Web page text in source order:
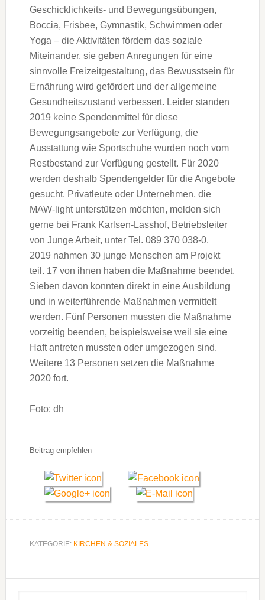
Geschicklichkeits- und Bewegungsübungen,
Boccia, Frisbee, Gymnastik, Schwimmen oder
Yoga – die Aktivitäten fördern das soziale
Miteinander, sie geben Anregungen für eine
sinnvolle Freizeitgestaltung, das Bewusstsein für
Ernährung wird gefördert und der allgemeine
Gesundheitszustand verbessert. Leider standen
2019 keine Spendenmittel für diese
Bewegungsangebote zur Verfügung, die
Ausstattung wie Sportschuhe wurden noch vom
Restbestand zur Verfügung gestellt. Für 2020
werden deshalb Spendengelder für die Angebote
gesucht. Privatleute oder Unternehmen, die
MAW-light unterstützen möchten, melden sich
gerne bei Frank Karlsen-Lasshof, Betriebsleiter
von Junge Arbeit, unter Tel. 089 370 038-0.
2019 nahmen 30 junge Menschen am Projekt
teil. 17 von ihnen haben die Maßnahme beendet.
Sieben davon konnten direkt in eine Ausbildung
und in weiterführende Maßnahmen vermittelt
werden. Fünf Personen mussten die Maßnahme
vorzeitig beenden, beispielsweise weil sie eine
Haft antreten mussten oder umgezogen sind.
Weitere 13 Personen setzen die Maßnahme
2020 fort.
Foto: dh
Beitrag empfehlen
KATEGORIE: KIRCHEN & SOZIALES
Seitenspalte